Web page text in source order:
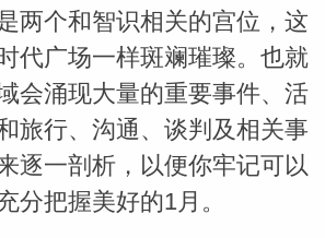
两个和智识相关的宫位，这
代广场一样斑斓璀璨。也就
会涌现大量的重要事件、活
旅行、沟通、谈判及相关事
逐一剖析，以便你牢记可以
分把握美好的1月。